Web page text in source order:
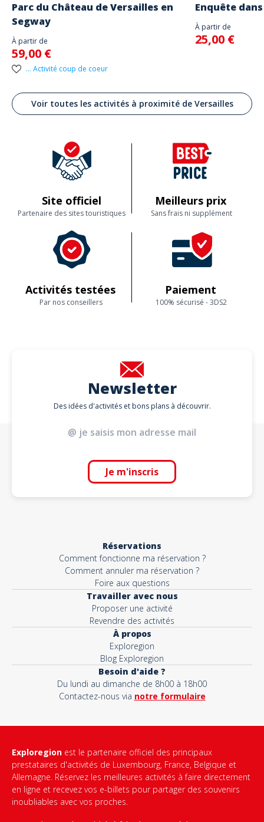
Parc du Château de Versailles en
Segway
À partir de
59,00 €
... Activité coup de coeur
Enquête
À partir de
25,00 €
Voir toutes les activités à proximité de Versailles
Site officiel
Partenaire des sites touristiques
Meilleurs prix
Sans frais ni supplément
Activités testées
Par nos conseillers
Paiement
100% sécurisé - 3DS2
Newsletter
Des idées d'activités et bons plans à découvrir.
Je m'inscris
Réservations
Comment fonctionne ma réservation ?
Comment annuler ma réservation ?
Foire aux questions
Travailler avec nous
Proposer une activité
Revendre des activités
À propos
Exploregion
Blog Exploregion
Besoin d'aide ?
Du lundi au dimanche de 8h00 à 18h00
Contactez-nous via notre formulaire
Exploregion est le partenaire officiel des principaux
prestataires d'activités de Luxembourg, France, Belgique et
Allemagne. Réservez les meilleures activités à faire directement
en ligne et recevez vos e-billets pour partager des souvenirs
inoubliables avec vos proches.